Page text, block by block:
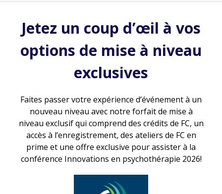
Jetez un coup d’œil à vos
options de mise à niveau
exclusives
Faites passer votre expérience d’événement à un
nouveau niveau avec notre forfait de mise à
niveau exclusif qui comprend des crédits de FC, un
accès à l’enregistrement, des ateliers de FC en
prime et une offre exclusive pour assister à la
conférence Innovations en psychothérapie 2026!